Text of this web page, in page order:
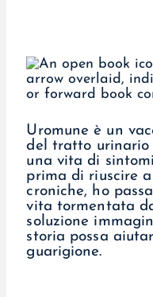
Uromune è un
del tratto
una vita di
prima di riuscire
croniche, ho
vita tormentata
soluzione
storia possa
guarigione.